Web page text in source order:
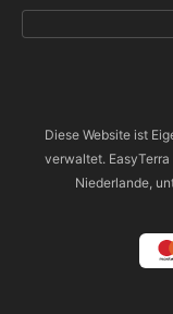
Diese Website ist
verwaltet.
Niederlande,